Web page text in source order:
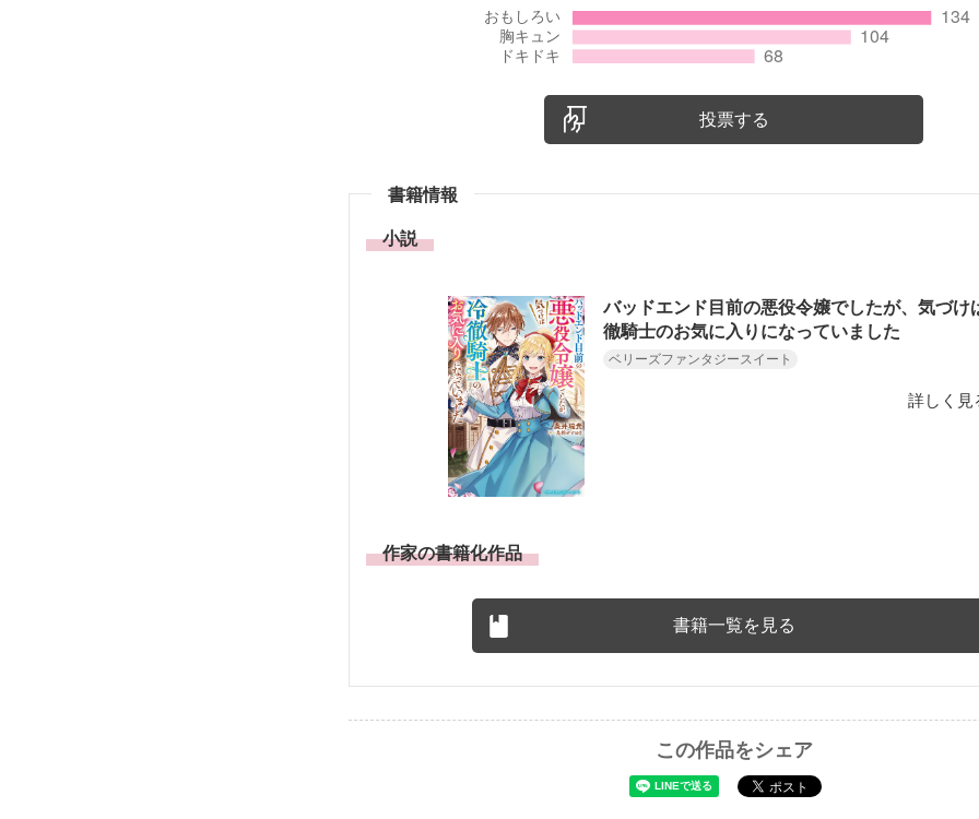
投票する
書籍情報
小説
バッドエンド目前の悪役令嬢でしたが、気づけ
徹騎士のお気に入りになっていました
ベリーズファンタジースイート
詳しく
作家の書籍化作品
書籍一覧を見る
この作品をシェア